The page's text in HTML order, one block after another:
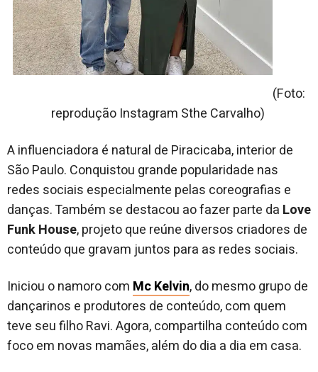
(Foto:
reprodução Instagram Sthe Carvalho)
A influenciadora é natural de Piracicaba, interior de
São Paulo. Conquistou grande popularidade nas
redes sociais especialmente pelas coreografias e
danças. Também se destacou ao fazer parte da Love
Funk House, projeto que reúne diversos criadores de
conteúdo que gravam juntos para as redes sociais.
Iniciou o namoro com Mc Kelvin, do mesmo grupo de
dançarinos e produtores de conteúdo, com quem
teve seu filho Ravi. Agora, compartilha conteúdo com
foco em novas mamães, além do dia a dia em casa.